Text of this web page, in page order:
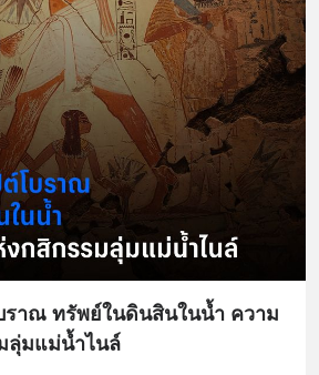
ราณ ทรัพย์ในดินสินในน้ำ ความ
ลุ่มแม่น้ำไนล์